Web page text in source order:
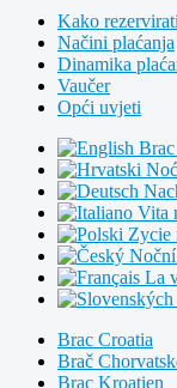
Kako
Načini plaćanja
Dinamika
Vaučer
Opći uvjeti
Vita
Zycie
La
Brac Croatia
Brač
Brac Kroatien